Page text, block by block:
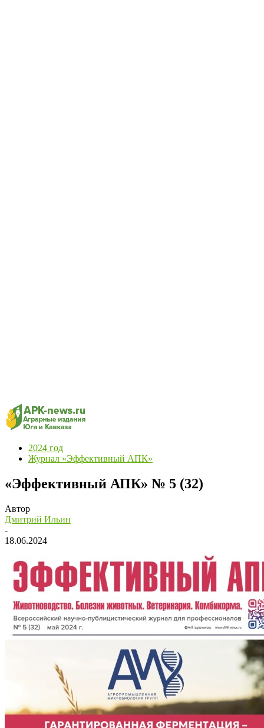
2024 год
Журнал «Эффективный АПК»
«Эффективный АПК» № 5 (32)
Автор
Дмитрий Ильин
-
18.06.2024